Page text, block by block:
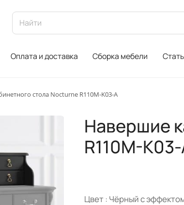
Оплата и доставка Сборка мебели
стола Nocturne R110M-K03-A
Навершие
R110M-
Цвет : Чёрный с